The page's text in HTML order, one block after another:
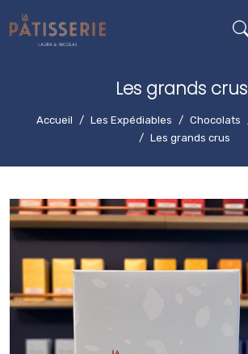
Les grands crus
Accueil Les Expédiables Chocolats
Les grands crus